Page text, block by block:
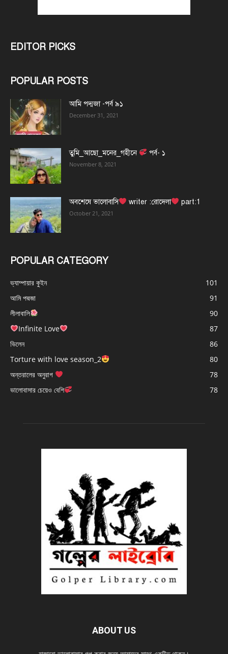
EDITOR PICKS
POPULAR POSTS
আমি পদ্মজা -পর্ব ৯১
December 31, 2021
তুমি_আছো_মনের_গহীনে পর্ব- ১
November 8, 2021
অবশেষে ভালোবাসি writer :রোদেলা part:1
October 21, 2021
POPULAR CATEGORY
ভ্যাম্পায়ার কুইন
101
আমি পদ্মজা
91
লীলাবালি
90
Infinite Love
87
ভিলেন
86
Torture with love season_2
80
অন্তরালের অনুরাগ
78
ভালোবাসার চেয়েও বেশি
78
ABOUT US